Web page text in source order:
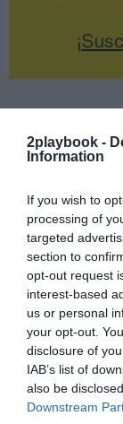
2playbook -
Information
If you wish to
processing of
targeted
section to
opt-out request
interest-based
us or personal
your opt-out.
disclosure of
IAB’s list of
also be
Downstream
Índex2P
Fitness
Compartir